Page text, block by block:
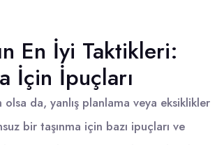
En İyi Taktikleri:
İçin İpuçları
olsa da, yanlış planlama veya eksiklikler
bir taşınma için bazı ipuçları ve